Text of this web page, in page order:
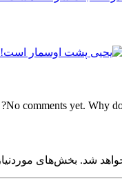
No comments yet. Why
شد. بخش‌های